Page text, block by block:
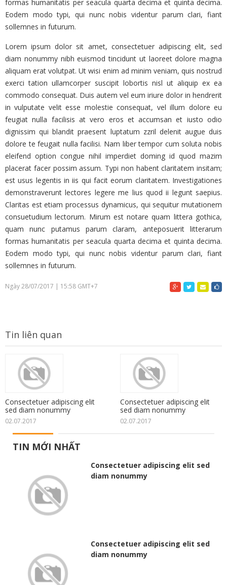
formas humanitatis per seacula quarta decima et quinta decima.
Eodem modo typi, qui nunc nobis videntur parum clari, fiant
sollemnes in futurum.
Lorem ipsum dolor sit amet, consectetuer adipiscing elit, sed
diam nonummy nibh euismod tincidunt ut laoreet dolore magna
aliquam erat volutpat. Ut wisi enim ad minim veniam, quis nostrud
exerci tation ullamcorper suscipit lobortis nisl ut aliquip ex ea
commodo consequat. Duis autem vel eum iriure dolor in hendrerit
in vulputate velit esse molestie consequat, vel illum dolore eu
feugiat nulla facilisis at vero eros et accumsan et iusto odio
dignissim qui blandit praesent luptatum zzril delenit augue duis
dolore te feugait nulla facilisi. Nam liber tempor cum soluta nobis
eleifend option congue nihil imperdiet doming id quod mazim
placerat facer possim assum. Typi non habent claritatem insitam;
est usus legentis in iis qui facit eorum claritatem. Investigationes
demonstraverunt lectores legere me lius quod ii legunt saepius.
Claritas est etiam processus dynamicus, qui sequitur mutationem
consuetudium lectorum. Mirum est notare quam littera gothica,
quam nunc putamus parum claram, anteposuerit litterarum
formas humanitatis per seacula quarta decima et quinta decima.
Eodem modo typi, qui nunc nobis videntur parum clari, fiant
sollemnes in futurum.
Ngày 28/07/2017 | 15:58 GMT+7
Tin liên quan
Consectetuer adipiscing elit
sed diam nonummy
02.07.2017
Consectetuer adipiscing elit
sed diam nonummy
02.07.2017
TIN MỚI NHẤT
Consectetuer adipiscing elit sed
diam nonummy
Consectetuer adipiscing elit sed
diam nonummy